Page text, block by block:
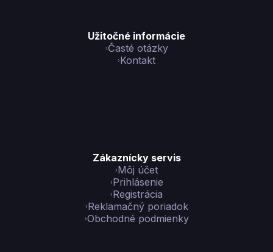
Užitočné informácie
Časté otázky
Kontakt
Zákaznícky servis
Môj účet
Prihlásenie
Registrácia
Reklamačný poriadok
Obchodné podmienky